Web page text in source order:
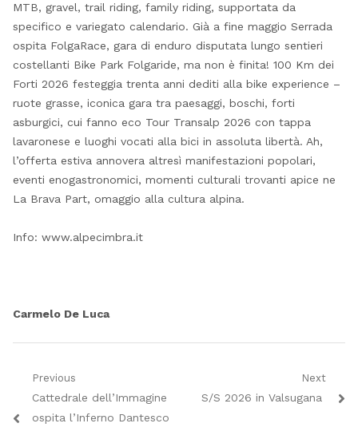
MTB, gravel, trail riding, family riding, supportata da
specifico e variegato calendario. Già a fine maggio Serrada
ospita FolgaRace, gara di enduro disputata lungo sentieri
costellanti Bike Park Folgaride, ma non è finita! 100 Km dei
Forti 2026 festeggia trenta anni dediti alla bike experience –
ruote grasse, iconica gara tra paesaggi, boschi, forti
asburgici, cui fanno eco Tour Transalp 2026 con tappa
lavaronese e luoghi vocati alla bici in assoluta libertà. Ah,
l’offerta estiva annovera altresì manifestazioni popolari,
eventi enogastronomici, momenti culturali trovanti apice ne
La Brava Part, omaggio alla cultura alpina.
Info: www.alpecimbra.it
Carmelo De Luca
Navigazione
articoli
Previous
Previous
post:
Cattedrale dell’Immagine
ospita l’Inferno Dantesco
Next
Next
S/S 2026 in Valsugana